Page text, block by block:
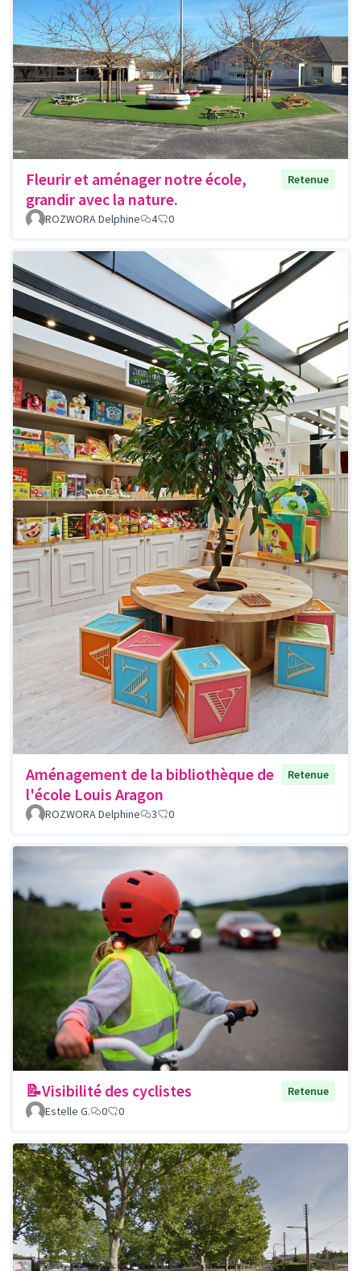
Fleurir et aménager notre école,
grandir avec la nature.
Retenue
ROZWORA Delphine 4 0
Aménagement de la bibliothèque de
l'école Louis Aragon
Retenue
ROZWORA Delphine 3 0
📝Visibilité des cyclistes
Retenue
Estelle G.
0 0